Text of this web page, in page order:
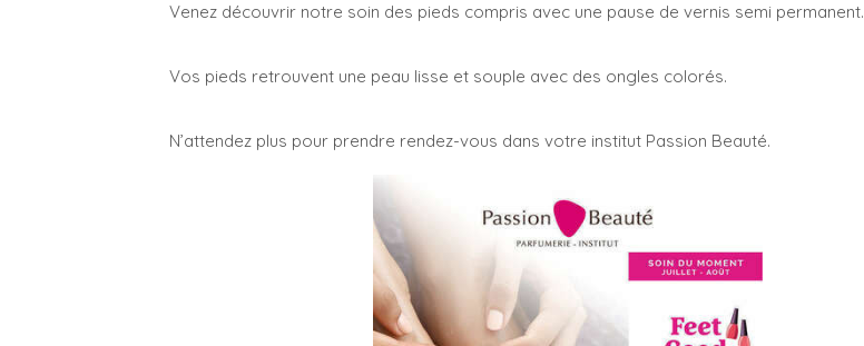
Venez découvrir notre soin des pieds compris avec une pause de vernis semi permanent.
Vos pieds retrouvent une peau lisse et souple avec des ongles colorés.
N’attendez plus pour prendre rendez-vous dans votre institut Passion Beauté.